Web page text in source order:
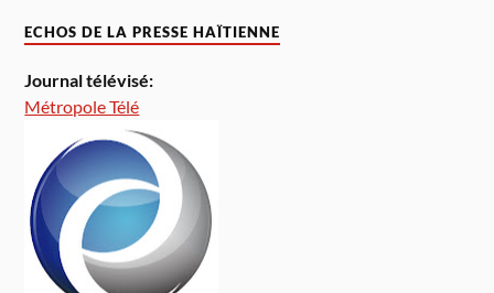
ECHOS DE LA PRESSE HAÏTIENNE
Journal télévisé:
Métropole Télé